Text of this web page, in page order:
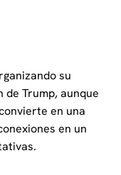
su
Trump, aunque
en una
en un